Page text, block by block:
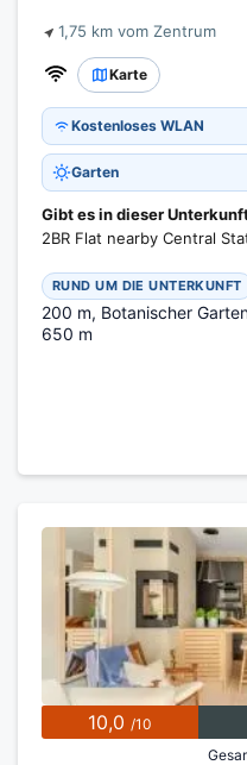
1,75 km vom Zentrum
Karte
Kostenloses WLAN
Garten
Gibt es in dieser
2BR Flat nearby Central
RUND UM DIE UNTERKUNFT
200 m, Botanischer
650 m
10,0 /10